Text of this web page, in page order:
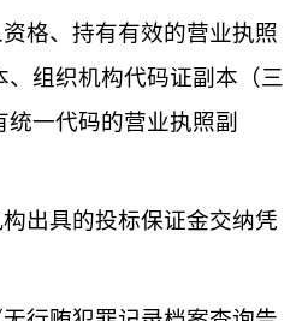
格、持有有效的营业执照
组织机构代码证副本（三
一代码的营业执照副
出具的投标保证金交纳凭